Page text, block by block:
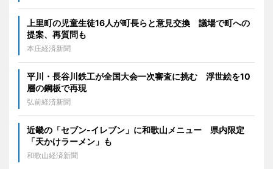
上里町の児童生徒16人が町長らと意見交換 議場で町への
提案、再質問も
本庄経済新聞
平川・長谷川鉄工が全国大会一次審査に挑む 浮世絵を10
層の鋼板で再現
弘前経済新聞
近畿の「セブン-イレブン」に和歌山メニュー 県内限定
「天かけラーメン」も
和歌山経済新聞